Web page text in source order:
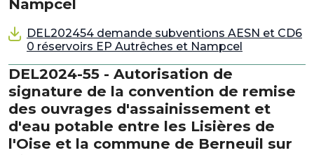
Nampcel
DEL202454 demande subventions AESN et CD6
0 réservoirs EP Autrêches et Nampcel
DEL2024-55 - Autorisation de
signature de la convention de remise
des ouvrages d'assainissement et
d'eau potable entre les Lisières de
l'Oise et la commune de Berneuil sur